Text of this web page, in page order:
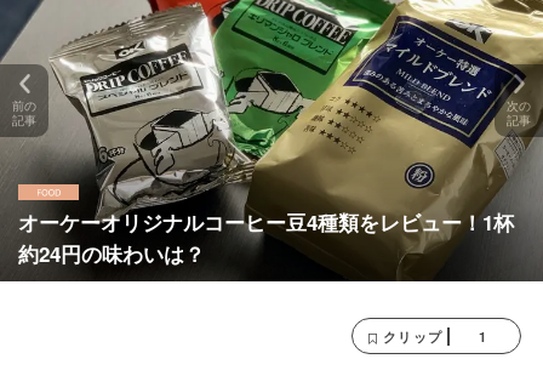
オーケーオリジナルコーヒー豆4種類をレビュー！1杯
約24円の味わいは？
前の
記事
次の
記事
クリップ 1